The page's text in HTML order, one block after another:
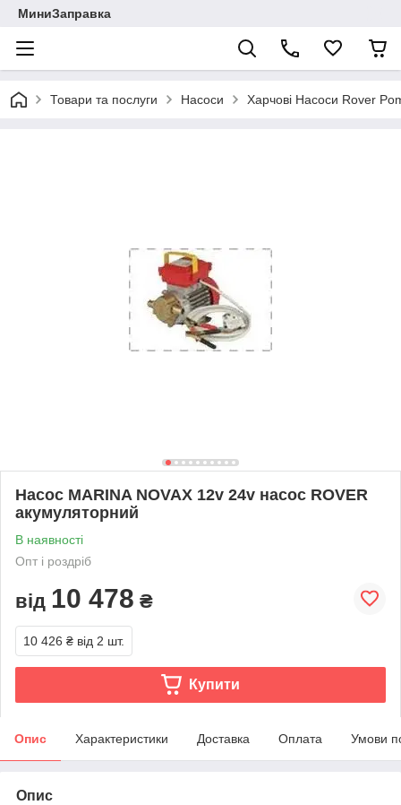
МиниЗаправка
Товари та послуги Насоси Харчові Насоси Rover
Насос MARINA NOVAX 12v 24v насос ROVER
акумуляторний
В наявності
Опт і роздріб
від 10 478 ₴
10 426 ₴ від 2 шт.
Купити
Опис Характеристики Доставка Оплата Умови
Опис